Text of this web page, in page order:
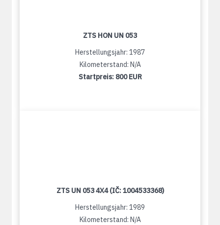
ZTS HON UN 053
Herstellungsjahr: 1987
Kilometerstand: N/A
Startpreis: 800 EUR
ZTS UN 053 4X4 (IČ: 1004533368)
Herstellungsjahr: 1989
Kilometerstand: N/A